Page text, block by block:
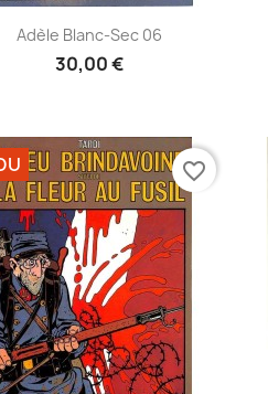
Aperçu rapide
Adèle Blanc-Sec 06
30,00 €
favorite_border